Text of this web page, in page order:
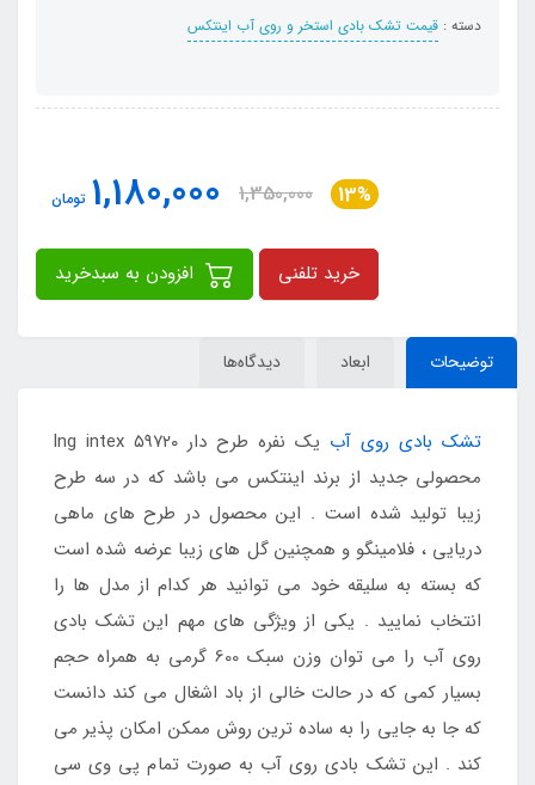
دسته : قیمت تشک بادی استخر و روی آب اینتکس
13%
1,350,000
1,180,000 تومان
خرید تلفنی
توضیحات ابعاد دیدگاه‌ها
تشک بادی روی آب
یک نفره طرح دار lng intex ۵۹۷۲۰
محصولی جدید از برند اینتکس می باشد که در سه طرح
زیبا تولید شده است . این محصول در طرح های ماهی
دریایی ، فلامینگو و همچنین گل های زیبا عرضه شده است
که بسته به سلیقه خود می توانید هر کدام از مدل ها را
انتخاب نمایید . یکی از ویژگی های مهم این تشک بادی
روی آب را می توان وزن سبک 600 گرمی به همراه حجم
بسیار کمی که در حالت خالی از باد اشغال می کند دانست
که جا به جایی را به ساده ترین روش ممکن امکان پذیر می
کند . این تشک بادی روی آب به صورت تمام پی وی سی